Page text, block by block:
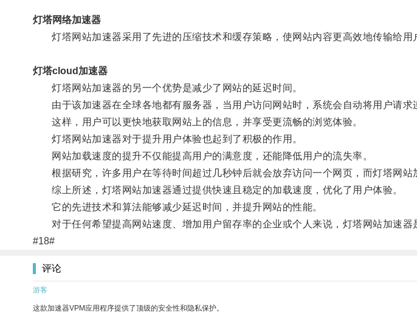
灯塔网络加速器
灯塔网站加速器采用了先进的压缩技术和缓存策略，使网站内容更高效地传输给用
灯塔cloud加速器
灯塔网站加速器的另一个优势是减少了网站的延迟时间。
由于该加速器在全球各地都有服务器，当用户访问网站时，系统会自动将用户请求
这样，用户可以更快地获取网站上的信息，并享受更流畅的浏览体验。
灯塔网站加速器对于提升用户体验也起到了积极的作用。
网站加载速度的提升不仅能提高用户的满意度，还能降低用户的流失率。
根据研究，许多用户在等待时间超过几秒钟后就会放弃访问一个网页，而灯塔网站
综上所述，灯塔网站加速器通过提供快速且稳定的加载速度，优化了用户体验。
它的先进技术和算法能够减少延迟时间，并提升网站的性能。
对于任何希望提高网站速度、增加用户留存率的企业或个人来说，灯塔网站加速器
#18#
评论
游客
这款加速器VPM应用程序提供了顶级的安全性和隐私保护。